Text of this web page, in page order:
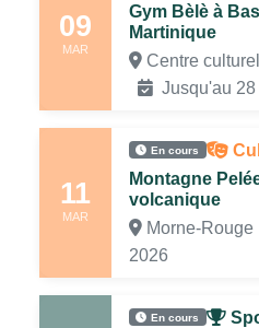
09
MAR
Gym Bèlè à
Martinique
Centre
Jusqu'au
11
MAR
En cours
Montagne
volcanique
Morne-Rouge
2026
En cours